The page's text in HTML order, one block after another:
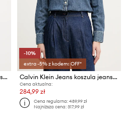
Calvin Klein Jeans koszula jeansowa
-10%
extra -5% z kodem: OFF*
Calvin Klein Jeans koszula jeansowa
Cena aktualna:
284,99 zł
Cena regularna:489,99 zł
Najniższa cena:317,99 zł